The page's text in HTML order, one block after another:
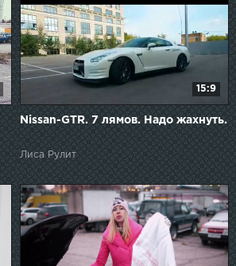
15:9
Nissan-GTR. 7 лямов. Надо жахнуть.
Лиса Рулит